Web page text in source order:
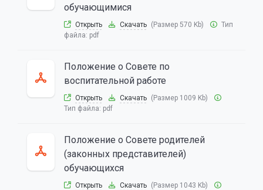
обучающимися
Открыть Скачать (Размер 570 Kb)
Тип
файла: pdf
Положение о Совете по
воспитательной работе
Открыть Скачать (Размер 1009 Kb)
Тип файла: pdf
Положение о Совете родителей
(законных представителей)
обучающихся
Открыть Скачать (Размер 1043 Kb)